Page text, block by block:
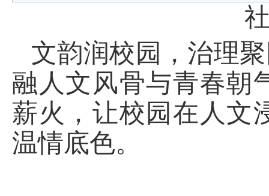
文韵润校园，治理
融人文风骨与青春朝
薪火，让校园在人文
温情底色。